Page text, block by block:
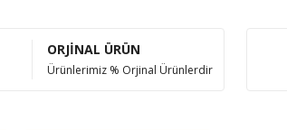
ORJİNAL ÜRÜN
Ürünlerimiz % Orjinal Ürünlerdir